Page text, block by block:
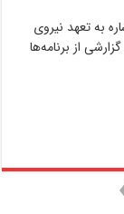
به تعهد نیروی
از برنامه‌ها